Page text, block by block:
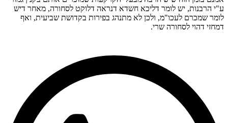
ע"י הרבנות, יש לומר דליכא חשדא דנראה דלוקט לסחורה, מאחר דיש
לומר שמכרם לעכו"מ, ולכן לא מתנהג בפירות בקדושת שביעית, ואף
דמחזי דהוי לסחורה שרי.